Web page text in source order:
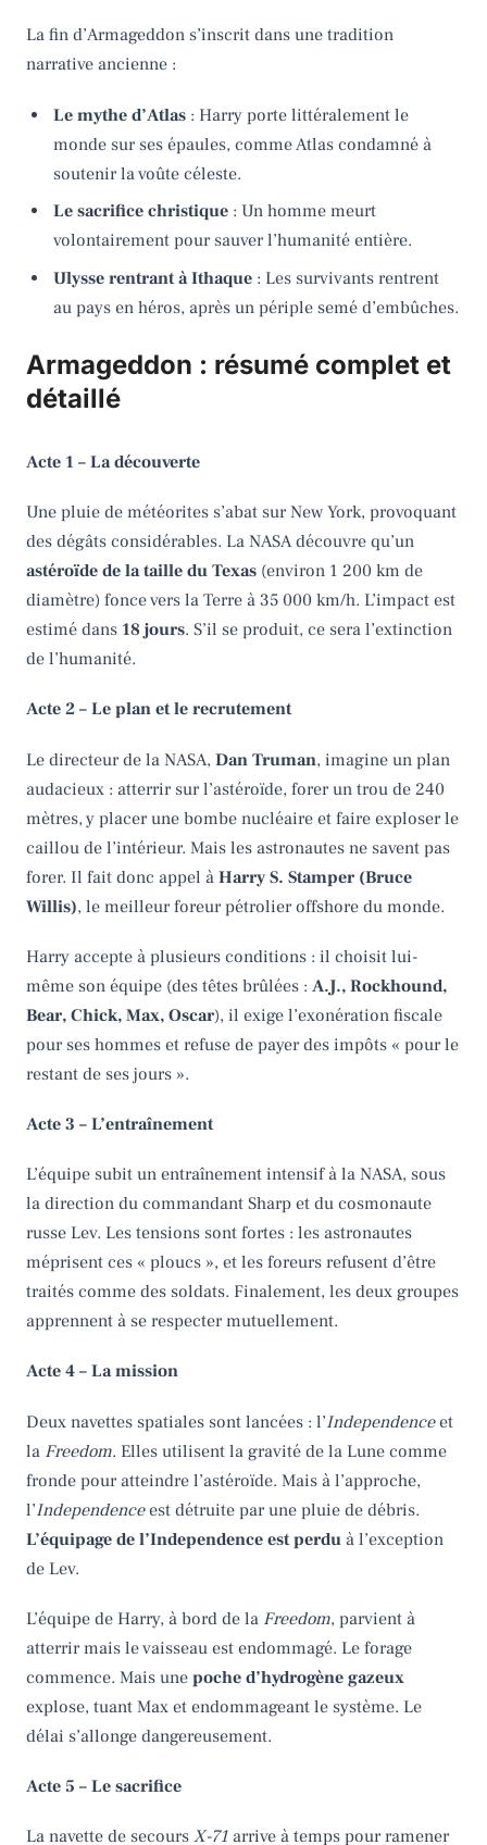
La fin d’Armageddon s’inscrit dans une tradition
narrative ancienne :
Le mythe d’Atlas: Harry porte littéralement le
monde sur ses épaules, comme Atlas condamné à
soutenir la voûte céleste.
Le sacrifice christique: Un homme meurt
volontairement pour sauver l’humanité entière.
Ulysse rentrant à Ithaque: Les survivants rentrent
au pays en héros, après un périple semé d’embûches.
Armageddon : résumé complet et
détaillé
Acte 1 – La découverte
Une pluie de météorites s’abat sur New York, provoquant
des dégâts considérables. La NASA découvre qu’un
astéroïde de la taille du Texas (environ 1 200 km de
diamètre) fonce vers la Terre à 35 000 km/h. L’impact est
estimé dans 18 jours. S’il se produit, ce sera l’extinction
de l’humanité.
Acte 2 – Le plan et le recrutement
Le directeur de la NASA, Dan Truman, imagine un plan
audacieux : atterrir sur l’astéroïde, forer un trou de 240
mètres, y placer une bombe nucléaire et faire exploser le
caillou de l’intérieur. Mais les astronautes ne savent pas
forer. Il fait donc appel à Harry S. Stamper (Bruce
Willis), le meilleur foreur pétrolier offshore du monde.
Harry accepte à plusieurs conditions : il choisit lui-
même son équipe (des têtes brûlées : A.J., Rockhound,
Bear, Chick, Max, Oscar), il exige l’exonération fiscale
pour ses hommes et refuse de payer des impôts « pour le
restant de ses jours ».
Acte 3 – L’entraînement
L’équipe subit un entraînement intensif à la NASA, sous
la direction du commandant Sharp et du cosmonaute
russe Lev. Les tensions sont fortes : les astronautes
méprisent ces « ploucs », et les foreurs refusent d’être
traités comme des soldats. Finalement, les deux groupes
apprennent à se respecter mutuellement.
Acte 4 – La mission
Deux navettes spatiales sont lancées : l’Independenceet
la Freedom. Elles utilisent la gravité de la Lune comme
fronde pour atteindre l’astéroïde. Mais à l’approche,
l’Independenceest détruite par une pluie de débris.
L’équipage de l’Independence est perdu à l’exception
de Lev.
L’équipe de Harry, à bord de la Freedom, parvient à
atterrir mais le vaisseau est endommagé. Le forage
commence. Mais une poche d’hydrogène gazeux
explose, tuant Max et endommageant le système. Le
délai s’allonge dangereusement.
Acte 5 – Le sacrifice
La navette de secours X-71 arrive à temps pour ramener